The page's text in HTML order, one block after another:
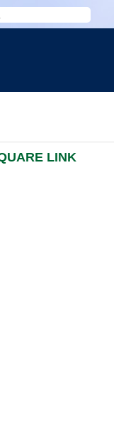
LINK